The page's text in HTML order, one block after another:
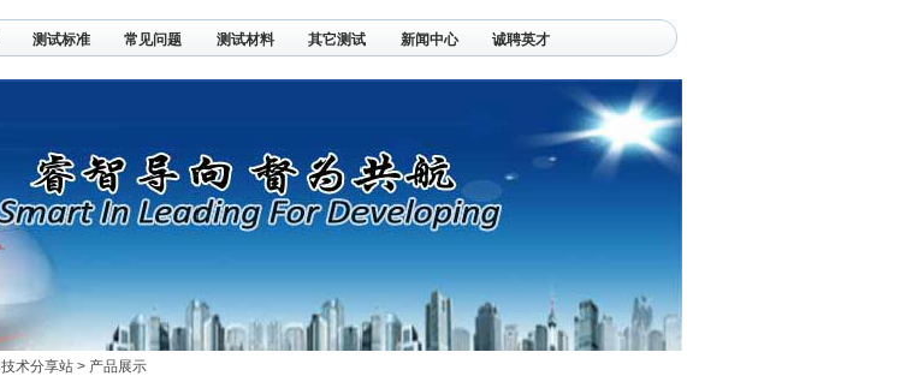
测试标准 常见问题 测试材料 其它测试 新闻中心 诚聘英才
术分享站 > 产品展示